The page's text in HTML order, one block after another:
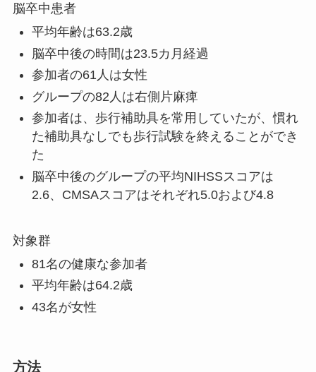
脳卒中患者
平均年齢は63.2歳
脳卒中後の時間は23.5カ月経過
参加者の61人は女性
グループの82人は右側片麻痺
参加者は、歩行補助具を常用していたが、慣れ
た補助具なしでも歩行試験を終えることができ
た
脳卒中後のグループの平均NIHSSスコアは
2.6、CMSAスコアはそれぞれ5.0および4.8
対象群
81名の健康な参加者
平均年齢は64.2歳
43名が女性
方法